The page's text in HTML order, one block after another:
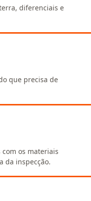
diferenciais e
que precisa de
com os materiais
da inspecção.